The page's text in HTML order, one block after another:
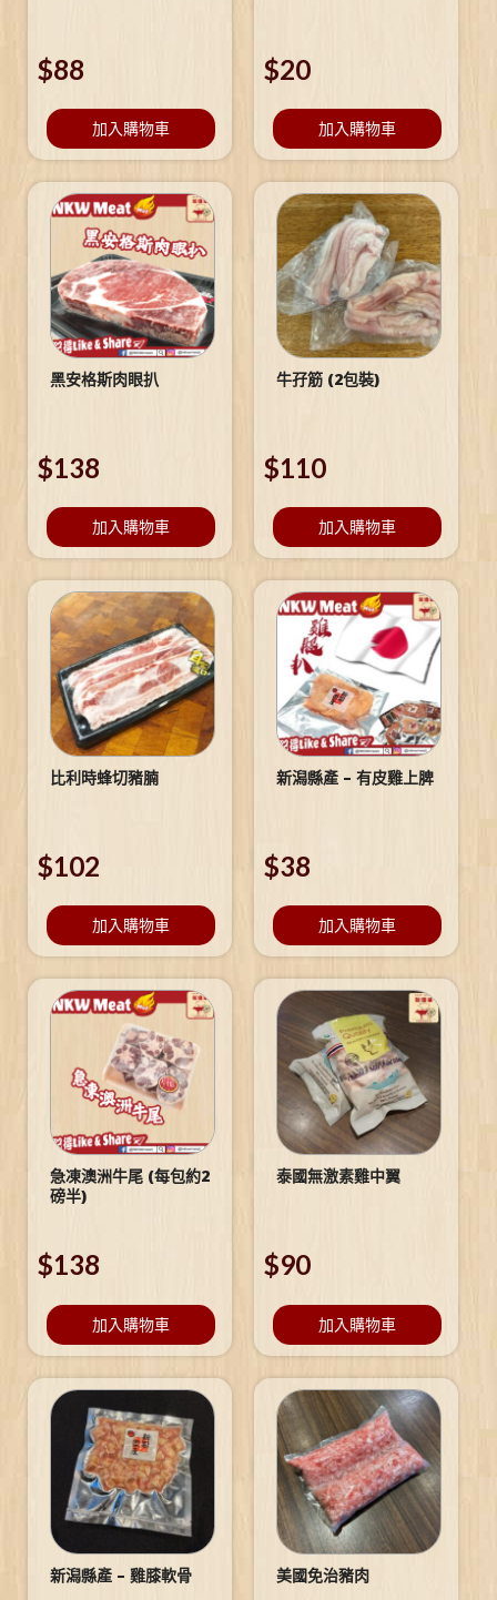
$88
加入購物車
$20
加入購物車
黑安格斯肉眼扒
$138
加入購物車
牛孖筋 (2包裝)
$110
加入購物車
比利時蜂切豬腩
$102
加入購物車
新潟縣產 – 有皮雞上脾
$38
加入購物車
急凍澳洲牛尾 (每包約2
磅半)
$138
加入購物車
泰國無激素雞中翼
$90
加入購物車
新潟縣產 – 雞膝軟骨 美國免治豬肉